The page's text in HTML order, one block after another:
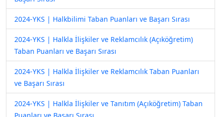
2024-YKS | Halkbilimi Taban Puanları ve Başarı Sırası
2024-YKS | Halkla İlişkiler ve Reklamcılık (Açıköğretim)
Taban Puanları ve Başarı Sırası
2024-YKS | Halkla İlişkiler ve Reklamcılık Taban Puanları
ve Başarı Sırası
2024-YKS | Halkla İlişkiler ve Tanıtım (Açıköğretim) Taban